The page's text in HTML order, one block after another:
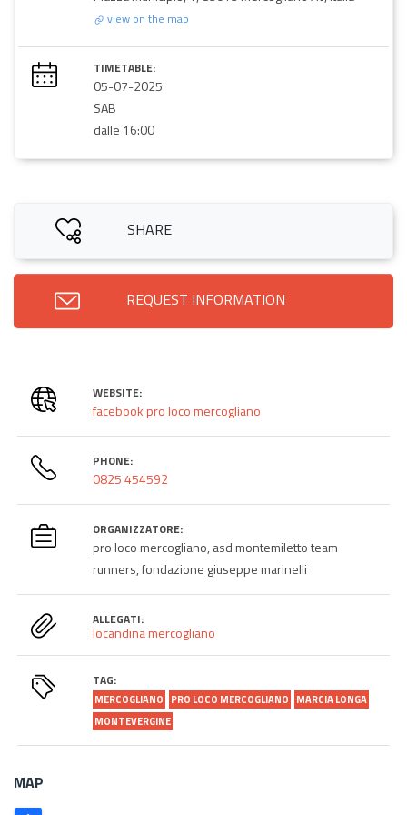
view on the map
TIMETABLE:
05-07-2025
SAB
dalle 16:00
SHARE
REQUEST INFORMATION
WEBSITE:
facebook pro loco mercogliano
PHONE:
0825 454592
ORGANIZZATORE:
pro loco mercogliano, asd montemiletto team
runners, fondazione giuseppe marinelli
ALLEGATI:
locandina mercogliano
TAG:
MERCOGLIANO PRO LOCO MERCOGLIANO
MARCIA LONGA
MONTEVERGINE
MAP